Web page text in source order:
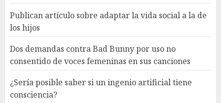
Publican artículo sobre adaptar la vida social a la de
los hijos
Dos demandas contra Bad Bunny por uso no
consentido de voces femeninas en sus canciones
¿Sería posible saber si un ingenio artificial tiene
consciencia?
4
AGOSTO 6, 2026
5
Sheinbaum confirma que el
papa León XIV no visitará
México en su gira por América
Latina